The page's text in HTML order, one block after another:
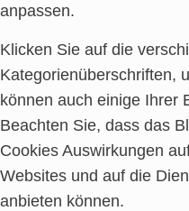
anpassen.
Klicken Sie auf die
Kategorienüberschriften,
können auch einige Ihrer
Beachten Sie, dass das
Cookies Auswirkungen
Websites und auf die
anbieten können.